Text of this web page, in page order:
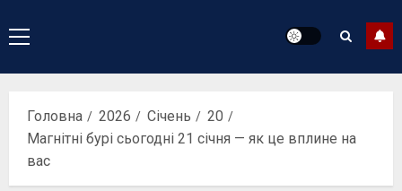
Головне
меню
Головна 2026 Січень
20
Магнітні бурі сьогодні 21 січня — як це вплине на
вас